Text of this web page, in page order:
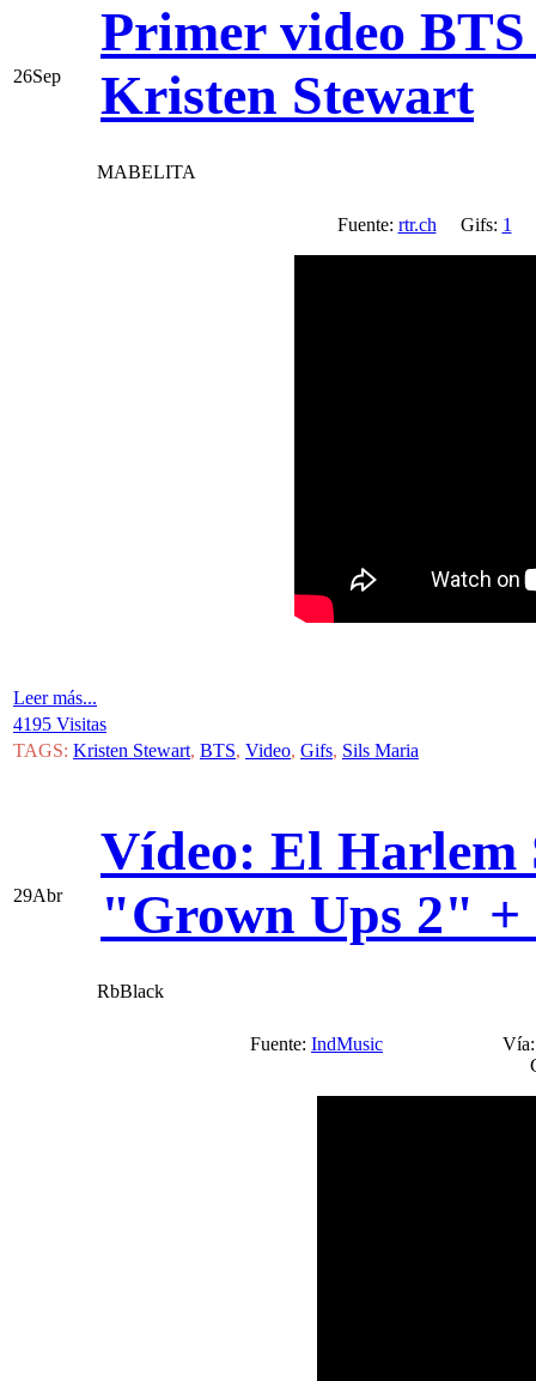
26Sep
Primer video
Kristen Stewart
MABELITA
Fuente: rtr.ch Gifs: 1
Leer más...
4195 Visitas
TAGS: Kristen Stewart, BTS, Video, Gifs, Sils Maria
29Abr
Vídeo: El Harlem
"Grown Ups 2" +
RbBlack
Fuente: IndMusic